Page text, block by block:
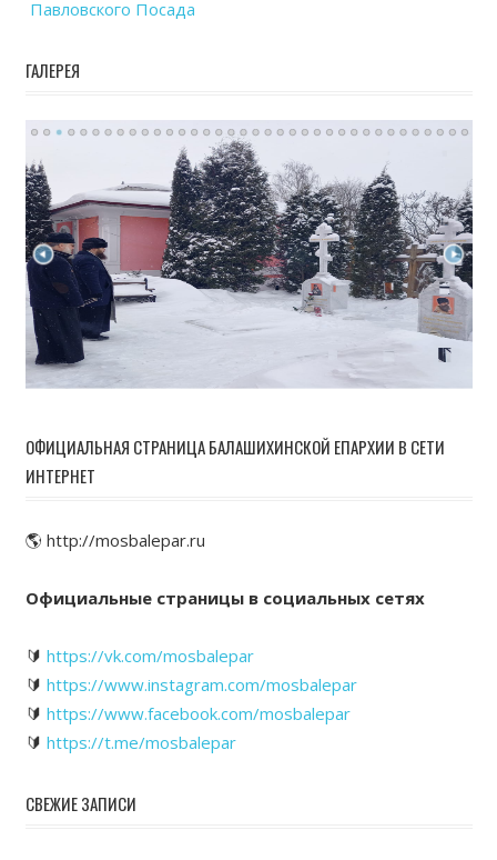
Павловского Посада
ГАЛЕРЕЯ
ОФИЦИАЛЬНАЯ СТРАНИЦА БАЛАШИХИНСКОЙ ЕПАРХИИ В СЕТИ
ИНТЕРНЕТ
🌎 http://mosbalepar.ru
Официальные страницы в социальных сетях
🔰 https://vk.com/mosbalepar
🔰 https://www.instagram.com/mosbalepar
🔰 https://www.facebook.com/mosbalepar
🔰 https://t.me/mosbalepar
СВЕЖИЕ ЗАПИСИ